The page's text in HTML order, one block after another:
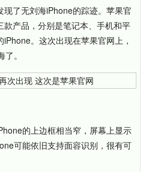
了无刘海iPhone的踪迹。苹果官
产品，分别是笔记本、手机和平
。这次出现在苹果官网上，
。
的上边框相当窄，屏幕上显示
可能依旧支持面容识别，很有可